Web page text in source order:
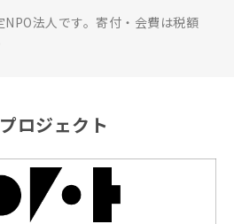
法人です。寄付・会費は税額
ロジェクト